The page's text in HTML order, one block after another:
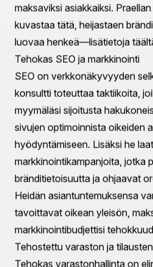
maksimoimisen asiantuntijoina
resurssien käytön
liiketoiminnallesi merkittävästi
Keskeiset hyödyt yhteistyöstä
kanssa
Nopea asennus ja lanseeraus
Vaikka Shopify tunnetaan
optimaalisen suorituskyvyn
perustaminen vaatii
nopeuttaa tätä prosessia
—teeman valinnasta
menestystä varten. Esimerkiksi
Fragrancesin
kokemuksella, joka houkutteli
ilman ongelmia. Lue lisää tästä
Optimoitu käyttäjäkokemus